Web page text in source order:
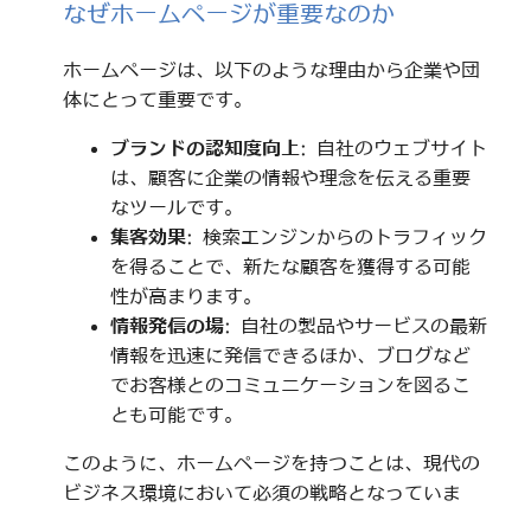
なぜホームページが重要なのか
ホームページは、以下のような理由から企業や団
体にとって重要です。
ブランドの認知度向上: 自社のウェブサイト
は、顧客に企業の情報や理念を伝える重要
なツールです。
集客効果: 検索エンジンからのトラフィック
を得ることで、新たな顧客を獲得する可能
性が高まります。
情報発信の場: 自社の製品やサービスの最新
情報を迅速に発信できるほか、ブログなど
でお客様とのコミュニケーションを図るこ
とも可能です。
このように、ホームページを持つことは、現代の
ビジネス環境において必須の戦略となっていま